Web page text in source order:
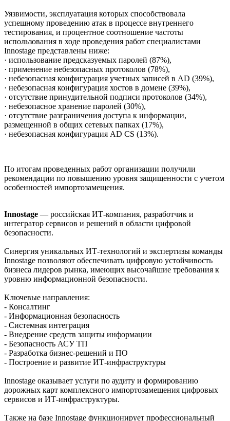
Уязвимости, эксплуатация которых способствовала
успешному проведению атак в процессе внутреннего
тестирования, и процентное соотношение частоты
использования в ходе проведения работ специалистами
Innostage представлены ниже:
· использование предсказуемых паролей (87%),
· применение небезопасных протоколов (78%),
· небезопасная конфигурация учетных записей в AD (39%),
· небезопасная конфигурация хостов в домене (39%),
· отсутствие принудительной подписи протоколов (34%),
· небезопасное хранение паролей (30%),
· отсутствие разграничения доступа к информации,
размещенной в общих сетевых папках (17%),
· небезопасная конфигурация AD CS (13%).
По итогам проведенных работ организации получили
рекомендации по повышению уровня защищенности с учетом
особенностей импортозамещения.
Innostage — российская ИТ-компания, разработчик и
интегратор сервисов и решений в области цифровой
безопасности.
Синергия уникальных ИТ-технологий и экспертизы команды
Innostage позволяют обеспечивать цифровую устойчивость
бизнеса лидеров рынка, имеющих высочайшие требования к
уровню информационной безопасности.
Ключевые направления:
- Консалтинг
- Информационная безопасность
- Системная интеграция
- Внедрение средств защиты информации
- Безопасность АСУ ТП
- Разработка бизнес-решений и ПО
- Построение и развитие ИТ-инфраструктуры
Innostage оказывает услуги по аудиту и формированию
дорожных карт комплексного импортозамещения цифровых
сервисов и ИТ-инфраструктуры.
Также на базе Innоstage функционирует профессиональный